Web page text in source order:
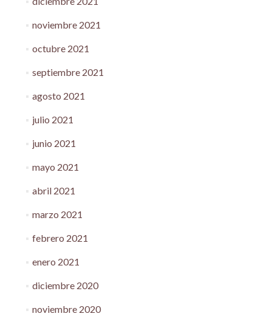
noviembre 2021
octubre 2021
septiembre 2021
agosto 2021
julio 2021
junio 2021
mayo 2021
abril 2021
marzo 2021
febrero 2021
enero 2021
diciembre 2020
noviembre 2020